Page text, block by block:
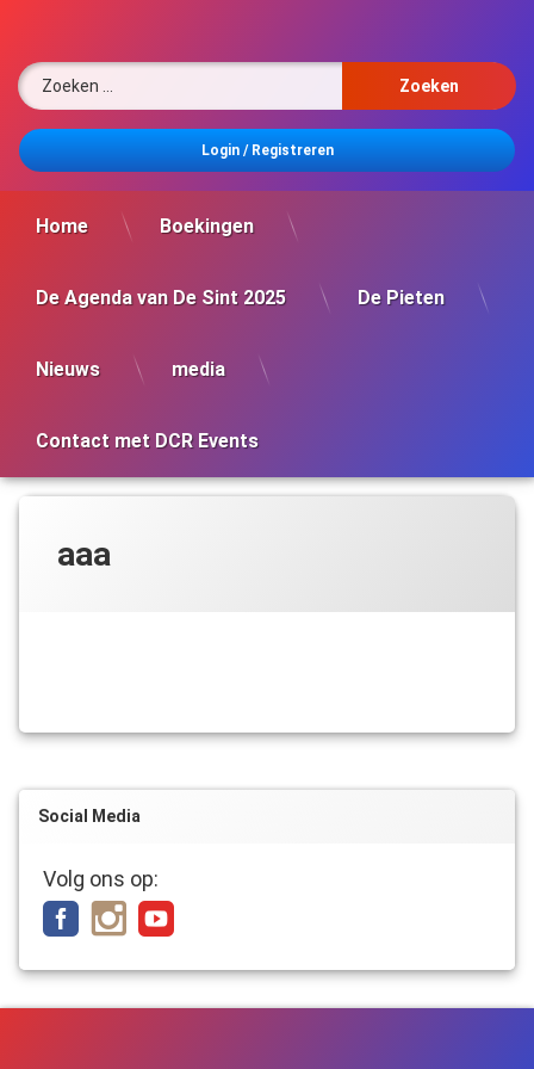
inhoud
Login /Registreren
Home Boekingen
De Agenda van De Sint 2025 De Pieten
Nieuws media
Contact met DCR Events
aaa
Social Media
Volg ons op: